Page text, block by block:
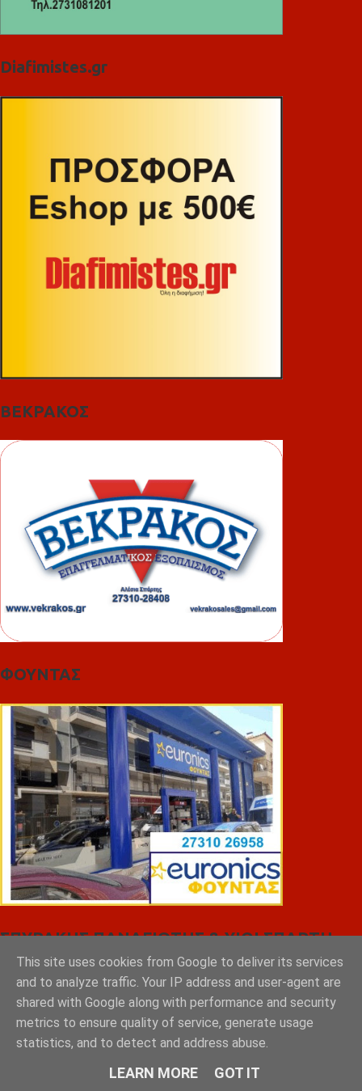
Diafimistes.gr
ΒΕΚΡΑΚΟΣ
ΦΟΥΝΤΑΣ
ΣΠΥΡΑΚΗΣ ΠΑΝΑΓΙΩΤΗΣ & YIOI ΣΠΑΡΤΗ
This site uses cookies from Google to deliver its services
and to analyze traffic. Your IP address and user-agent are
shared with Google along with performance and security
metrics to ensure quality of service, generate usage
statistics, and to detect and address abuse.
LEARN MORE GOT IT